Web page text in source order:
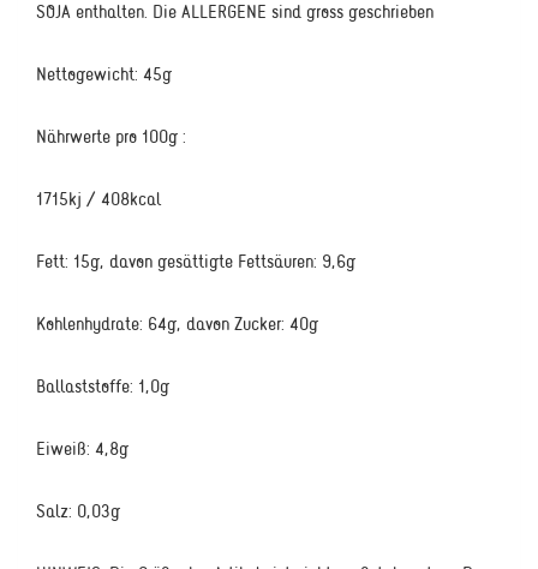
SOJA enthalten. Die ALLERGENE sind gross geschrieben
Nettogewicht: 45g
Nährwerte pro 100g :
1715kj / 408kcal
Fett: 15g, davon gesättigte Fettsäuren: 9,6g
Kohlenhydrate: 64g, davon Zucker: 40g
Ballaststoffe: 1,0g
Eiweiß: 4,8g
Salz: 0,03g